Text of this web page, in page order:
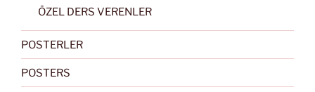
ÖZEL DERS VERENLER
POSTERLER
POSTERS